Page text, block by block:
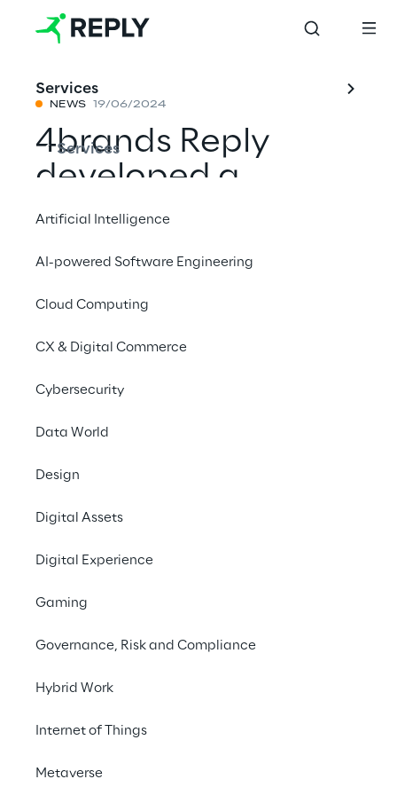
Services
Services
Artificial Intelligence
AI-powered Software Engineering
Cloud Computing
CX & Digital Commerce
Cybersecurity
Data World
Design
Digital Assets
Digital Experience
Gaming
Governance, Risk and Compliance
Hybrid Work
Internet of Things
Metaverse
NEWS 19/06/2024
4brands Reply
developed a
composable
customer data
Bitburger to
enhance
personalised
omnichannel
marketing during
the UEFA EURO
2024
19 Giugno 2024
4brands Reply